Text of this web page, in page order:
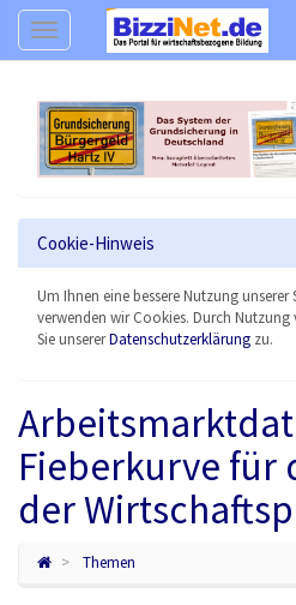
Navigation
Cookie-Hinweis
Um Ihnen eine bessere Nutzung
verwenden wir Cookies. Durch
Sie unsererDatenschutzerklärung zu.
Fieberkurve für
der
Themen